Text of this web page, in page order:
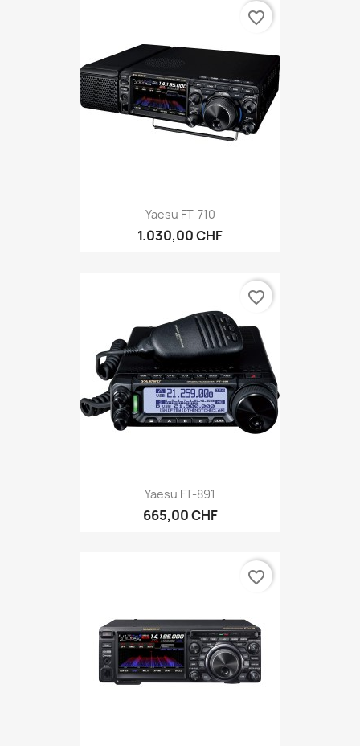
Yaesu FT-710
1.030,00 CHF
favorite_border
Yaesu FT-891
665,00 CHF
favorite_border
favorite_border